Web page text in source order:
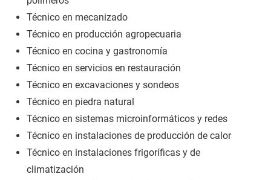
Técnico en mecanizado
Técnico en producción agropecuaria
Técnico en cocina y gastronomía
Técnico en servicios en restauración
Técnico en excavaciones y sondeos
Técnico en piedra natural
Técnico en sistemas microinformáticos y redes
Técnico en instalaciones de producción de calor
Técnico en instalaciones frigoríficas y de
climatización